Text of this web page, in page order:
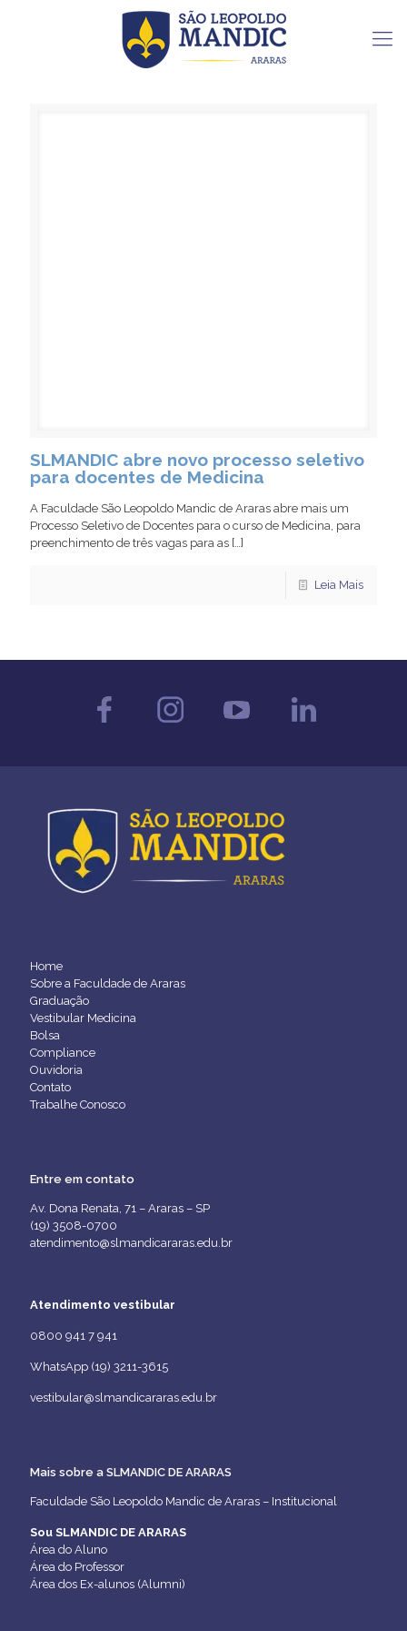
SLMANDIC abre novo processo seletivo
para docentes de Medicina
A Faculdade São Leopoldo Mandic de Araras abre mais um
Processo Seletivo de Docentes para o curso de Medicina, para
preenchimento de três vagas para as […]
Leia Mais
Home
Sobre a Faculdade de Araras
Graduação
Vestibular Medicina
Bolsa
Compliance
Ouvidoria
Contato
Trabalhe Conosco
Entre em contato
Av. Dona Renata, 71 – Araras – SP
(19) 3508-0700
atendimento@slmandicararas.edu.br
Atendimento vestibular
0800 941 7 941
WhatsApp (19) 3211-3615
vestibular@slmandicararas.edu.br
Mais sobre a SLMANDIC DE ARARAS
Faculdade São Leopoldo Mandic de Araras – Institucional
Sou SLMANDIC DE ARARAS
Área do Aluno
Área do Professor
Área dos Ex-alunos (Alumni)